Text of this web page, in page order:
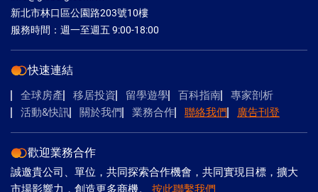
新北市林口區公園路203號10樓
服務時間：週一至週五 9:00-18:00
快速連結
全球房產 移居投資 留學遊學 百科指南
專家剖析
活動&快訊
關於我們 業務合作 聯絡我們 廣告刊登
歡迎業務合作
誠邀貴公司、單位，共同探索合作機會，共同實現目標，擴大
市場影響力，創造更多商機。 按此聯繫我們